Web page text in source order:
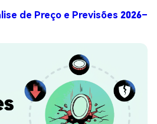
de Preço e Previsões 2026–